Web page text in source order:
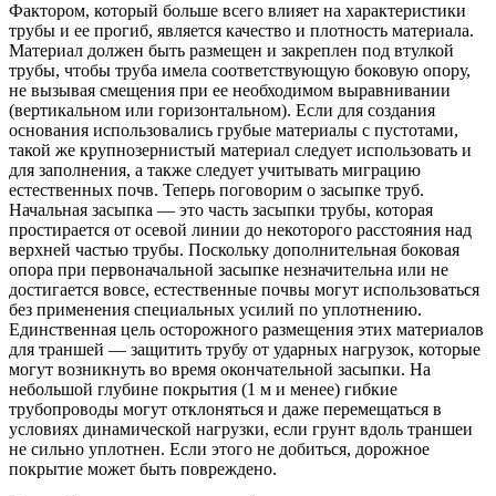
Фактором, который больше всего влияет на характеристики
трубы и ее прогиб, является качество и плотность материала.
Материал должен быть размещен и закреплен под втулкой
трубы, чтобы труба имела соответствующую боковую опору,
не вызывая смещения при ее необходимом выравнивании
(вертикальном или горизонтальном). Если для создания
основания использовались грубые материалы с пустотами,
такой же крупнозернистый материал следует использовать и
для заполнения, а также следует учитывать миграцию
естественных почв. Теперь поговорим о засыпке труб.
Начальная засыпка — это часть засыпки трубы, которая
простирается от осевой линии до некоторого расстояния над
верхней частью трубы. Поскольку дополнительная боковая
опора при первоначальной засыпке незначительна или не
достигается вовсе, естественные почвы могут использоваться
без применения специальных усилий по уплотнению.
Единственная цель осторожного размещения этих материалов
для траншей — защитить трубу от ударных нагрузок, которые
могут возникнуть во время окончательной засыпки. На
небольшой глубине покрытия (1 м и менее) гибкие
трубопроводы могут отклоняться и даже перемещаться в
условиях динамической нагрузки, если грунт вдоль траншеи
не сильно уплотнен. Если этого не добиться, дорожное
покрытие может быть повреждено.